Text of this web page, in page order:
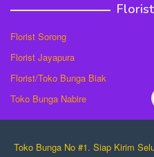
Florist Sorong
Florist Jayapura
Florist/Toko Bunga Biak
Toko Bunga Nabire
Toko Bunga No #1. Siap Kirim